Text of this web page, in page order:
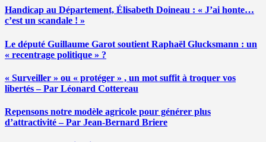
Handicap au Département, Élisabeth Doineau : « J’ai honte…
c’est un scandale ! »
Le député Guillaume Garot soutient Raphaël Glucksmann : un
« recentrage politique » ?
« Surveiller » ou « protéger » , un mot suffit à troquer vos
libertés – Par Léonard Cottereau
Repensons notre modèle agricole pour générer plus
d’attractivité – Par Jean-Bernard Briere